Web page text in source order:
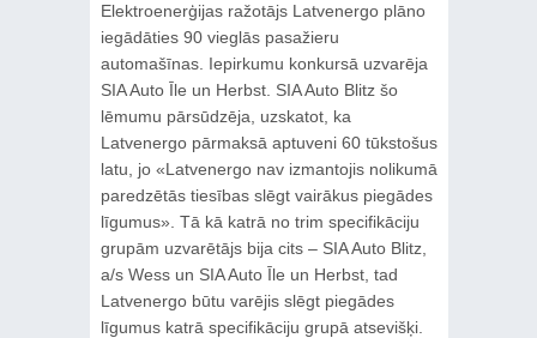
Elektroenerģijas ražotājs Latvenergo plāno
iegādāties 90 vieglās pasažieru
automašīnas. Iepirkumu konkursā uzvarēja
SIA Auto Īle un Herbst. SIA Auto Blitz šo
lēmumu pārsūdzēja, uzskatot, ka
Latvenergo pārmaksā aptuveni 60 tūkstošus
latu, jo «Latvenergo nav izmantojis nolikumā
paredzētās tiesības slēgt vairākus piegādes
līgumus». Tā kā katrā no trim specifikāciju
grupām uzvarētājs bija cits – SIA Auto Blitz,
a/s Wess un SIA Auto Īle un Herbst, tad
Latvenergo būtu varējis slēgt piegādes
līgumus katrā specifikāciju grupā atsevišķi.